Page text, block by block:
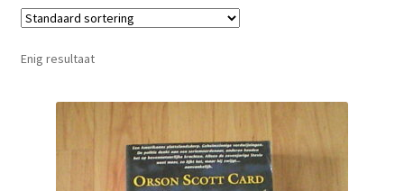
Winkelmand
Enig resultaat